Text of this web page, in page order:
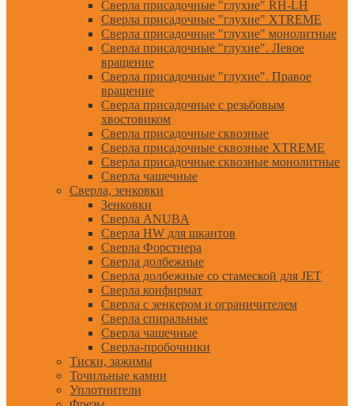
Сверла присадочные "глухие" RH-LH
Сверла присадочные "глухие" XTREME
Сверла присадочные "глухие" монолитные
Сверла присадочные "глухие". Левое
вращение
Сверла присадочные "глухие". Правое
вращение
Сверла присадочные с резьбовым
хвостовиком
Сверла присадочные сквозные
Сверла присадочные сквозные XTREME
Сверла присадочные сквозные монолитные
Сверла чашечные
Сверла, зенковки
Зенковки
Сверла ANUBA
Сверла HW для шкантов
Сверла Форстнера
Сверла долбежные
Сверла долбежные со стамеской для JET
Сверла конфирмат
Сверла с зенкером и ограничителем
Сверла спиральные
Сверла чашечные
Сверла-пробочники
Тиски, зажимы
Точильные камни
Уплотнители